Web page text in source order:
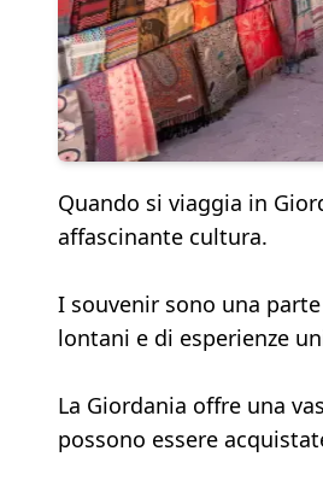
Quando si viaggia in
affascinante cultura.
I souvenir sono una
lontani e di esperienze
La Giordania offre una
possono essere